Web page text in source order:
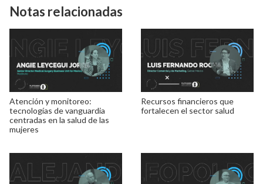
Notas relacionadas
Atención y monitoreo:
tecnologías de vanguardia
centradas en la salud de las
mujeres
Recursos financieros que
fortalecen el sector salud